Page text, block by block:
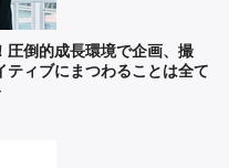
圧倒的成長環境で企画、撮
ィブにまつわることは全て